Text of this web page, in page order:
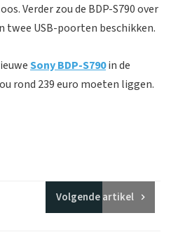
Verder zou de BDP-S790 over
twee USB-poorten beschikken.
Sony BDP-S790in de
rond 239 euro moeten liggen.
Volgendeartikel